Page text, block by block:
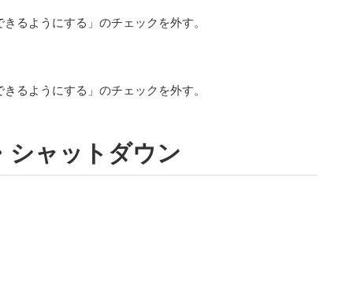
るようにする」のチェックを外す。
るようにする」のチェックを外す。
シャットダウン